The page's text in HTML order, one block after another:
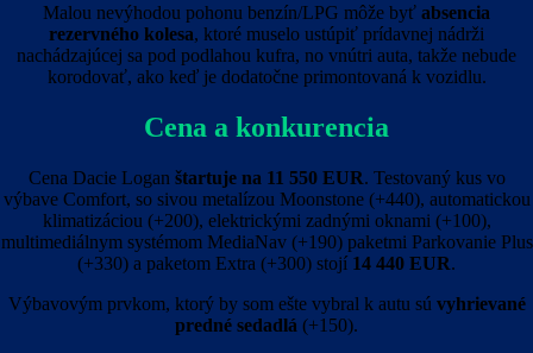
Malou nevýhodou pohonu benzín/LPG môže byť absencia
rezervného kolesa, ktoré muselo ustúpiť prídavnej nádrži
nachádzajúcej sa pod podlahou kufra, no vnútri auta, takže nebude
korodovať, ako keď je dodatočne primontovaná k vozidlu.
Cena a konkurencia
Cena Dacie Logan štartuje na 11 550 EUR. Testovaný kus vo
výbave Comfort, so sivou metalízou Moonstone (+440), automatickou
klimatizáciou (+200), elektrickými zadnými oknami (+100),
multimediálnym systémom MediaNav (+190) paketmi Parkovanie Plus
(+330) a paketom Extra (+300) stojí 14 440 EUR.
Výbavovým prvkom, ktorý by som ešte vybral k autu sú vyhrievané
predné sedadlá (+150).